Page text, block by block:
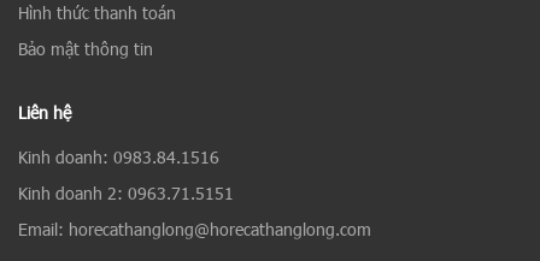
Hình thức thanh toán
Bảo mật thông tin
Liên hệ
Kinh doanh: 0983.84.1516
Kinh doanh 2: 0963.71.5151
Email: horecathanglong@horecathanglong.com